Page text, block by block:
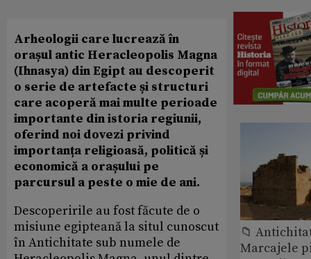
Arheologii care lucrează în
orașul antic Heracleopolis Magna
(Ihnasya) din Egipt au descoperit
o serie de artefacte și structuri
care acoperă mai multe perioade
importante din istoria regiunii,
oferind noi dovezi privind
importanța religioasă, politică și
economică a orașului pe
parcursul a peste o mie de ani.
Descoperirile au fost făcute de o
misiune egipteană la situl cunoscut
în Antichitate sub numele de
📁
Marcajele